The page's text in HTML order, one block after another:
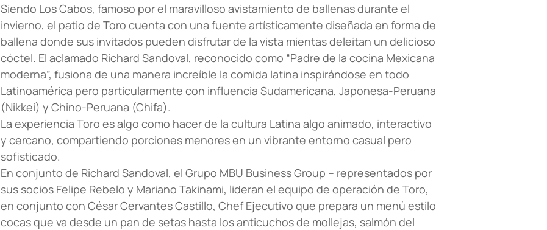
Siendo Los Cabos, famoso por el maravilloso avistamiento de ballenas durante el
invierno, el patio de Toro cuenta con una fuente artísticamente diseñada en forma de
ballena donde sus invitados pueden disfrutar de la vista mientas deleitan un delicioso
cóctel. El aclamado Richard Sandoval, reconocido como “Padre de la cocina Mexicana
moderna”, fusiona de una manera increíble la comida latina inspirándose en todo
Latinoamérica pero particularmente con influencia Sudamericana, Japonesa-Peruana
(Nikkei) y Chino-Peruana (Chifa).
La experiencia Toro es algo como hacer de la cultura Latina algo animado, interactivo
y cercano, compartiendo porciones menores en un vibrante entorno casual pero
sofisticado.
En conjunto de Richard Sandoval, el Grupo MBU Business Group – representados por
sus socios Felipe Rebelo y Mariano Takinami, lideran el equipo de operación de Toro,
en conjunto con César Cervantes Castillo, Chef Ejecutivo que prepara un menú estilo
cocas que va desde un pan de setas hasta los anticuchos de mollejas, salmón del